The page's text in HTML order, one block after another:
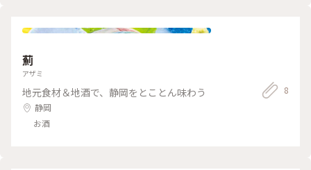
楽しい時間はあっという間に このまま同じ新幹線に乗りたい
薊
アザミ
地元食材＆地酒で、静岡をとことん味わう
静岡
お酒
8